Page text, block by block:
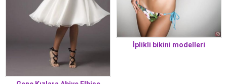
İplikli bikini modelleri